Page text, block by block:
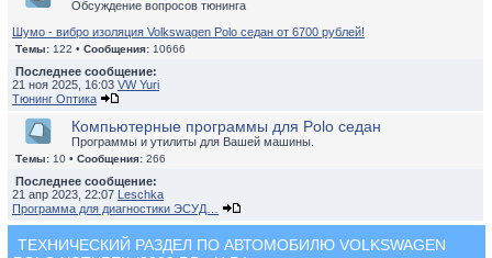
Обсуждение вопросов тюнинга
Шумо - вибро изоляция Volkswagen Polo седан от 6700 рублей!
Темы: 122 • Сообщения: 10666
Последнее сообщение:
21 ноя 2025, 16:03 VW Yuri
Тюнинг Оптика
Компьютерные программы для Polo седан
Программы и утилиты для Вашей машины.
Темы: 10 • Сообщения: 266
Последнее сообщение:
21 апр 2023, 22:07 Leschka
Программа для диагностики ЭСУД…
ТЕХНИЧЕСКИЙ РАЗДЕЛ ПО АВТОМОБИЛЮ VOLKSWAGEN